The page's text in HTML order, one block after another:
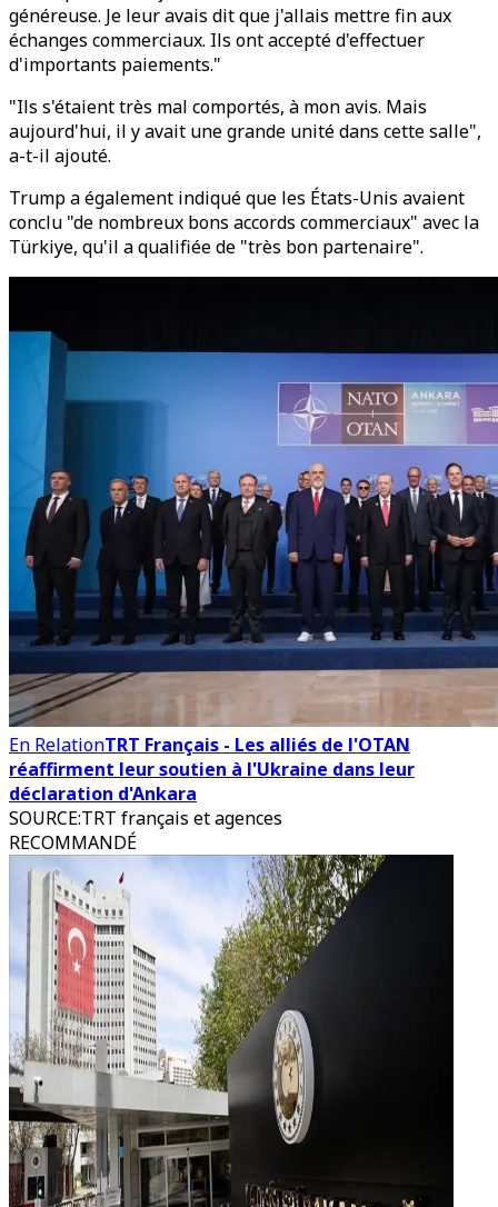
généreuse. Je leur avais dit que j'allais mettre fin aux
échanges commerciaux. Ils ont accepté d'effectuer
d'importants paiements."
"Ils s'étaient très mal comportés, à mon avis. Mais
aujourd'hui, il y avait une grande unité dans cette salle",
a-t-il ajouté.
Trump a également indiqué que les États-Unis avaient
conclu "de nombreux bons accords commerciaux" avec la
Türkiye, qu'il a qualifiée de "très bon partenaire".
En RelationTRT Français - Les alliés de l'OTAN
réaffirment leur soutien à l'Ukraine dans leur
déclaration d'Ankara
SOURCE:TRT français et agences
RECOMMANDÉ